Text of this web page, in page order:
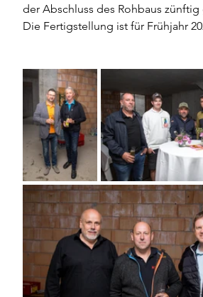
der Abschluss des Rohbaus
Die Fertigstellung ist für Frühjahr